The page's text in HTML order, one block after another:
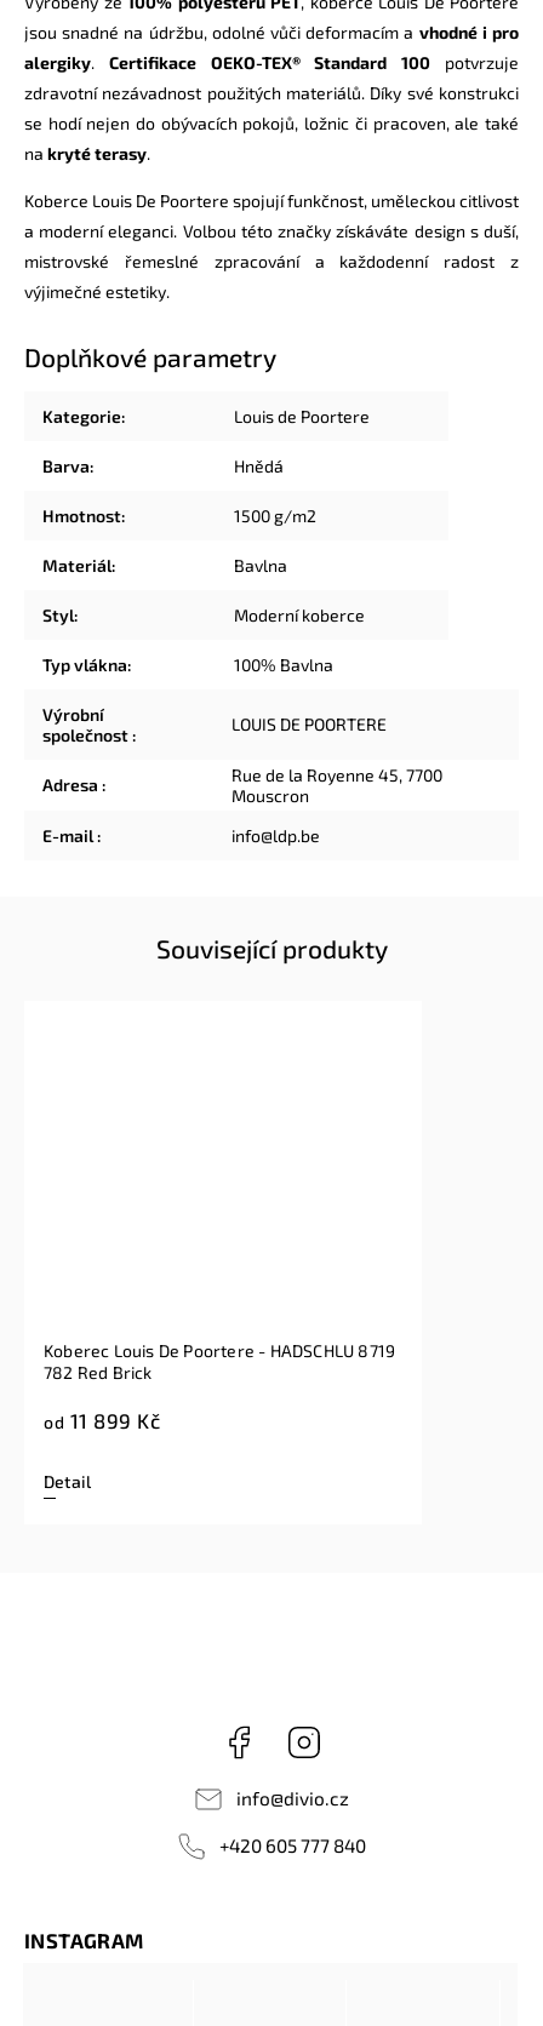
jsou snadné na údržbu, odolné vůči deformacím a vhodné i pro
alergiky. Certifikace OEKO-TEX® Standard 100 potvrzuje
zdravotní nezávadnost použitých materiálů. Díky své konstrukci
se hodí nejen do obývacích pokojů, ložnic či pracoven, ale také
na kryté terasy.
Koberce Louis De Poortere spojují funkčnost, uměleckou citlivost
a moderní eleganci. Volbou této značky získáváte design s duší,
mistrovské řemeslné zpracování a každodenní radost z
výjimečné estetiky.
Doplňkové parametry
Kategorie: Louis de Poortere
Barva: Hnědá
Hmotnost: 1500 g/m2
Materiál: Bavlna
Styl: Moderní koberce
Typ vlákna: 100% Bavlna
Výrobní
společnost:
LOUIS DE POORTERE
Adresa :
Rue de la Royenne 45, 7700
Mouscron
E-mail: info@ldp.be
Související produkty
Koberec Louis De Poortere - HADSCHLU 8719
782 Red Brick
od 11 899 Kč
Detail
Facebook
info@divio.cz
+420 605 777 840
INSTAGRAM